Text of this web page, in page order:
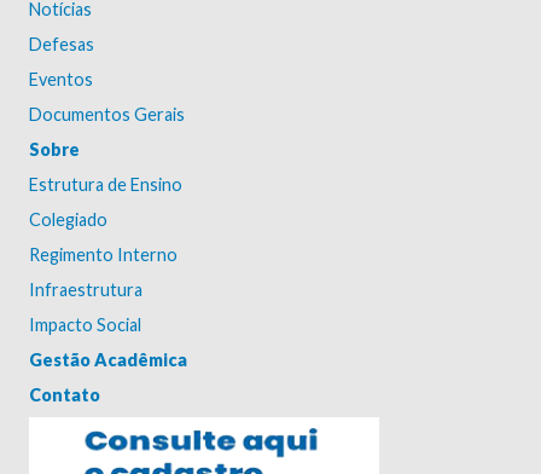
Notícias
Defesas
Eventos
Documentos Gerais
Sobre
Estrutura de Ensino
Colegiado
Regimento Interno
Infraestrutura
Impacto Social
Gestão Acadêmica
Contato